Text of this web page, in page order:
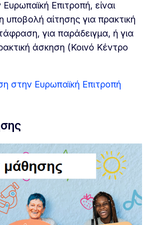
Επιτροπή, είναι
υποβολή αίτησης για πρακτική
για παράδειγμα, ή για
άσκηση (Κοινό Κέντρο
στην Ευρωπαϊκή Επιτροπή